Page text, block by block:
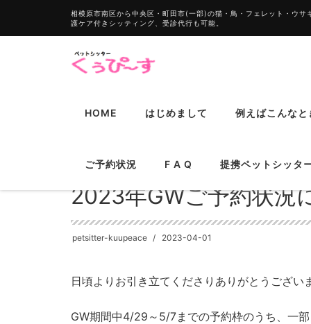
相模原市南区から中央区・町田市(一部)の猫・鳥・フェレット・ウ
護ケア付きシッティング、受診代行も可能。
HOME はじめまして 例えばこんなと
ご予約状況 F A Q 提携ペットシッ
2023年GWご予約状況
petsitter-kuupeace 2023-04-01
日頃よりお引き立てくださりありがとうござい
GW期間中4/29～5/7までの予約枠のうち、一